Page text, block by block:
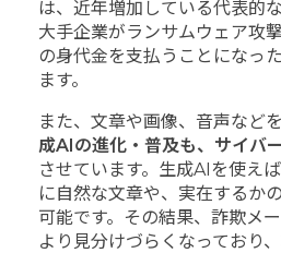
は、近年増加している代表的
大手企業がランサムウェア攻
の身代金を支払うことになっ
ます。
また、文章や画像、音声など
成AIの進化・普及も、サイバ
させています。生成AIを使え
に自然な文章や、実在するか
可能です。その結果、詐欺メ
より見分けづらくなっており